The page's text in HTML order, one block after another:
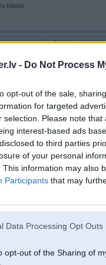
- Do Not Process
opt-out of the sale,
for targeted
selection. Please note
interest-based ads
to third parties
of your personal
This information may also
Participants that may
Data Processing Opt Outs
opt-out of the Sharing of
līdzekli
25. Jan 2006, 23:06
25. Jan 2006, 23:07
2006-01-25
Sailentbloki!
P.S. Tas nav
gaidīju, kad kāds